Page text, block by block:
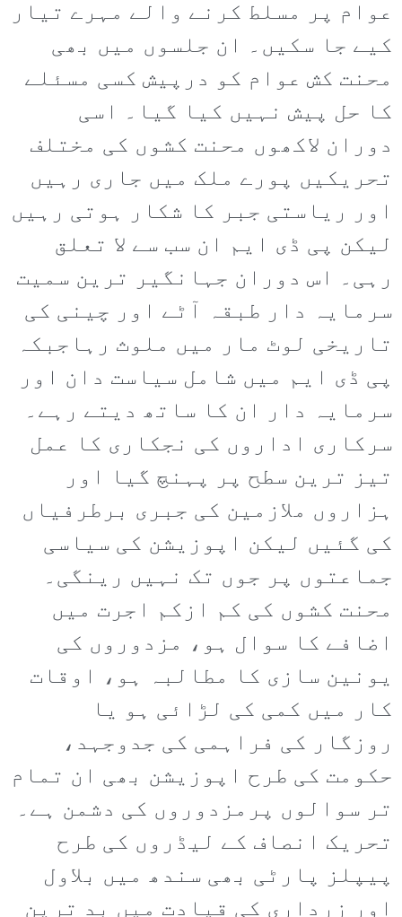
عوام پر مسلط کرنے والے مہرے تیار
کیے جا سکیں۔ ان جلسوں میں بھی
محنت کش عوام کو درپیش کسی مسئلے
کا حل پیش نہیں کیا گیا۔ اسی
دوران لاکھوں محنت کشوں کی مختلف
تحریکیں پورے ملک میں جاری رہیں
اور ریاستی جبر کا شکار ہوتی رہیں
لیکن پی ڈی ایم ان سب سے لا تعلق
رہی۔ اس دوران جہانگیر ترین سمیت
سرمایہ دار طبقہ آٹے اور چینی کی
تاریخی لوٹ مار میں ملوث رہاجبکہ
پی ڈی ایم میں شامل سیاست دان اور
سرمایہ دار ان کا ساتھ دیتے رہے۔
سرکاری اداروں کی نجکاری کا عمل
تیز ترین سطح پر پہنچ گیا اور
ہزاروں ملازمین کی جبری برطرفیاں
کی گئیں لیکن اپوزیشن کی سیاسی
جماعتوں پر جوں تک نہیں رینگی۔
محنت کشوں کی کم ازکم اجرت میں
اضافے کا سوال ہو، مزدوروں کی
یونین سازی کا مطالبہ ہو، اوقات
کار میں کمی کی لڑائی ہو یا
روزگار کی فراہمی کی جدوجہد،
حکومت کی طرح اپوزیشن بھی ان تمام
تر سوالوں پرمزدوروں کی دشمن ہے۔
تحریک انصاف کے لیڈروں کی طرح
پیپلز پارٹی بھی سندھ میں بلاول